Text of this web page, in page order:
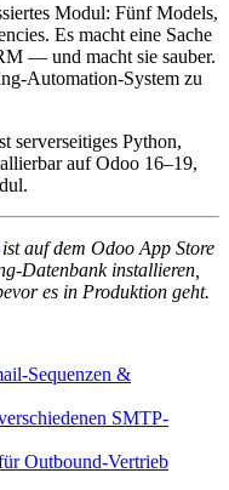
Modul: Fünf Models,
Es macht eine Sache
— und macht sie sauber.
Automation-System zu
serverseitiges Python,
auf Odoo 16–19,
ist auf dem Odoo App Store
Datenbank installieren,
es in Produktion geht.
Sequenzen &
SMTP-
Outbound-Vertrieb